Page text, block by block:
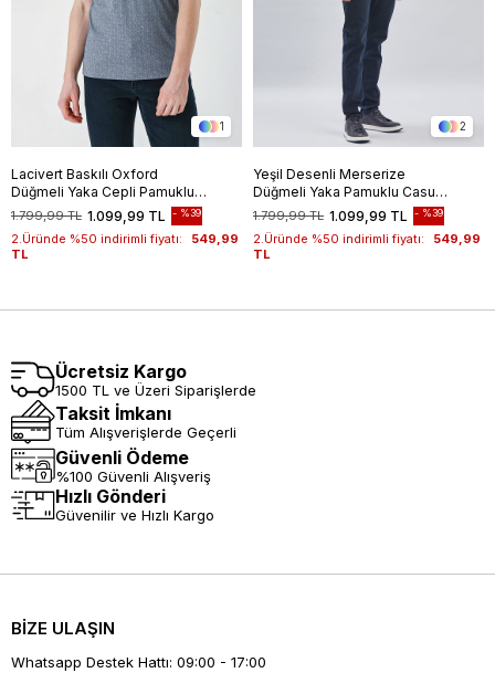
1
Lacivert Baskılı Oxford
Düğmeli Yaka Cepli Pamuklu
Casual Slim Fit Dar Kesim
Tişört 1011240177
1.099,99 TL
1.799,99 TL %39
2.Üründe %50 indirimli fiyatı:
549,99
TL
2
Yeşil Desenli Merserize
Düğmeli Yaka Pamuklu Casual
Slim Fit Dar Kesim Tişört
1011240160
1.099,99 TL
1.799,99 TL %39
2.Üründe %50 indirimli fiyatı:
549,99
TL
Ücretsiz Kargo
1500 TL ve Üzeri Siparişlerde
Taksit İmkanı
Tüm Alışverişlerde Geçerli
Güvenli Ödeme
%100 Güvenli Alışveriş
Hızlı Gönderi
Güvenilir ve Hızlı Kargo
BİZE ULAŞIN
Whatsapp Destek Hattı: 09:00 - 17:00